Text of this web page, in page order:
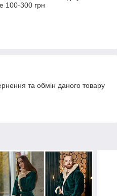
100-300 грн
та обмін даного товару